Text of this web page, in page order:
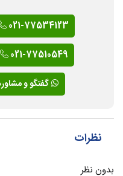
021-77534123
021-77510549
گفتگو و
نظرات
بدون نظر